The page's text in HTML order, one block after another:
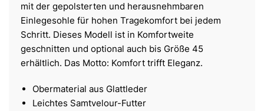
mit der gepolsterten und herausnehmbaren
Einlegesohle für hohen Tragekomfort bei jedem
Schritt. Dieses Modell ist in Komfortweite
geschnitten und optional auch bis Größe 45
erhältlich. Das Motto: Komfort trifft Eleganz.
Obermaterial aus Glattleder
Leichtes Samtvelour-Futter